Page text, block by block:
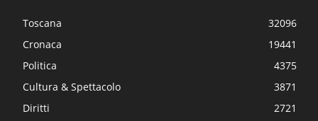
Toscana
32096
Cronaca
19441
Politica
4375
Cultura & Spettacolo
3871
Diritti
2721